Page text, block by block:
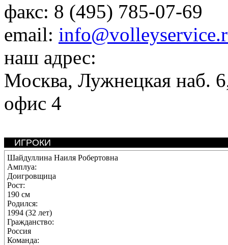
факс: 8 (495) 785-07-69
email:
наш адрес:
Москва, Лужнецкая наб.
офис 4
ИГРОКИ
Шайдуллина Наиля Робертовна
Амплуа:
Доигровщица
Рост:
190 см
Родился:
1994 (32 лет)
Гражданство:
Россия
Команда: